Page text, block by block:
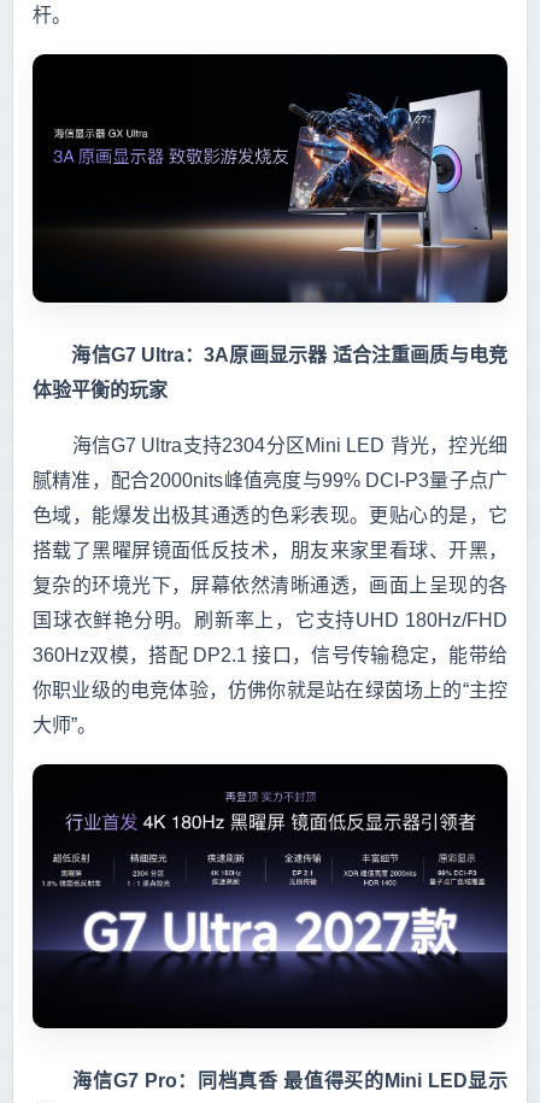
杆。
海信G7 Ultra：3A原画显示器 适合注重画质与电竞
体验平衡的玩家
海信G7 Ultra支持2304分区Mini LED 背光，控光细
腻精准，配合2000nits峰值亮度与99% DCI-P3量子点广
色域，能爆发出极其通透的色彩表现。更贴心的是，它
搭载了黑曜屏镜面低反技术，朋友来家里看球、开黑，
复杂的环境光下，屏幕依然清晰通透，画面上呈现的各
国球衣鲜艳分明。刷新率上，它支持UHD 180Hz/FHD
360Hz双模，搭配 DP2.1 接口，信号传输稳定，能带给
你职业级的电竞体验，仿佛你就是站在绿茵场上的“主控
大师”。
海信G7 Pro：同档真香 最值得买的Mini LED显示